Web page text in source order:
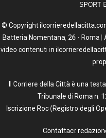
SPORT
© Copyright
Batteria Nomentana, 26 - Roma
video contenuti in
Il Corriere della Città è una
Tribunale di Roma n.
Iscrizione Roc (Registro degli
Contattaci: